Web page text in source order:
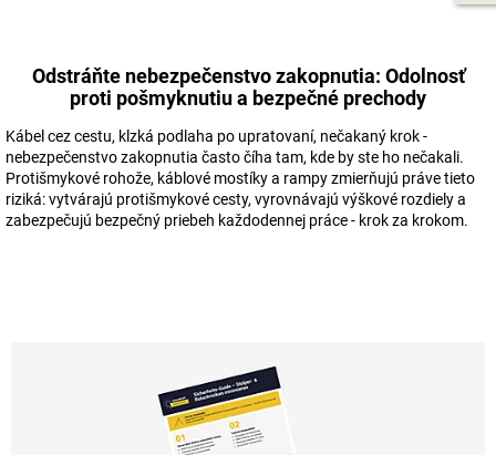
Odstráňte nebezpečenstvo zakopnutia: Odolnosť
proti pošmyknutiu a bezpečné prechody
Kábel cez cestu, klzká podlaha po upratovaní, nečakaný krok -
nebezpečenstvo zakopnutia často číha tam, kde by ste ho nečakali.
Protišmykové rohože, káblové mostíky a rampy zmierňujú práve tieto
riziká: vytvárajú protišmykové cesty, vyrovnávajú výškové rozdiely a
zabezpečujú bezpečný priebeh každodennej práce - krok za krokom.